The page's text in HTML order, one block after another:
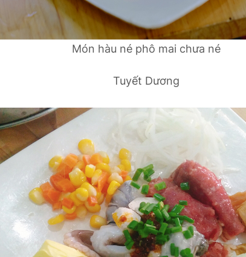
Món hàu né phô mai chưa né
Tuyết Dương